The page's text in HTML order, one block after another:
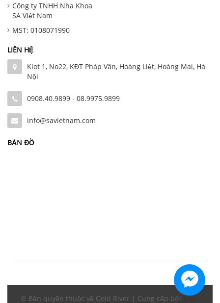
Công ty TNHH Nha Khoa
SA Việt Nam
MST: 0108071990
LIÊN HỆ
Kiot 1, No22, KĐT Pháp Vân, Hoàng Liệt, Hoàng Mai, Hà
Nội
0908.40.9899 - 08.9975.9899
info@savietnam.com
BẢN ĐỒ
© Bản quyền thuộc về Gold River | Cung cấp bởi Sapo